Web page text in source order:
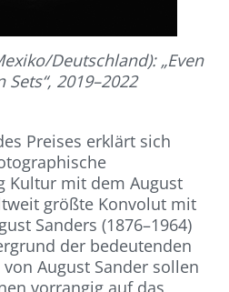
Deutschland): „Even
Sets“, 2019–2022
Preises erklärt sich
Kultur mit dem August
größte Konvolut mit
Sanders (1876–1964)
der bedeutenden
August Sander sollen
vorrangig auf das